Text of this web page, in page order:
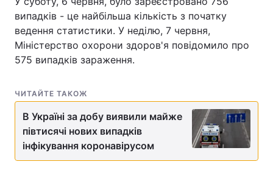
випадків - це найбільша кількість з початку
ведення статистики. У неділю, 7 червня,
Міністерство охорони здоров'я повідомило про
575 випадків зараження.
ЧИТАЙТЕ ТАКОЖ
В Україні за добу виявили майже
півтисячі нових випадків
інфікування коронавірусом